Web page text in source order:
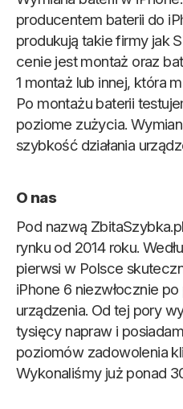
producentem baterii do
produkują takie firmy jak
cenie jest montaż oraz
1 montaż lub innej, która
Po montażu baterii
poziome zużycia.
szybkość działania
O nas
Pod nazwą
rynku od 2014 roku.
pierwsi w Polsce
iPhone 6 niezwłocznie
urządzenia. Od tej pory
tysięcy napraw i
poziomów zadowolenia
Wykonaliśmy już ponad